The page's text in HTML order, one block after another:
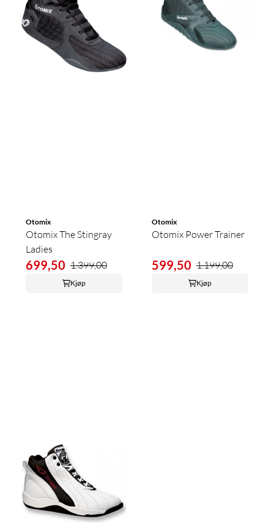
Otomix
Otomix The Stingray
Ladies
699,50 1.399,00
Kjøp
Otomix
Otomix Power Trainer
599,50 1.199,00
Kjøp